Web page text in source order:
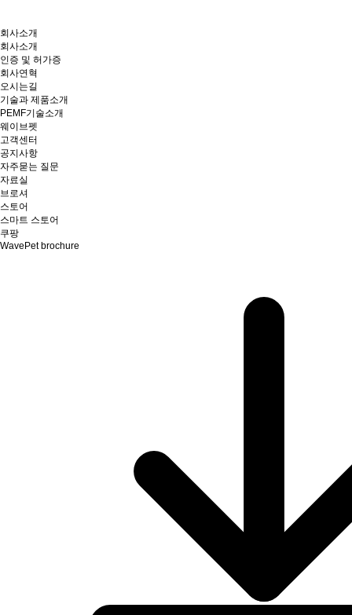
회사소개
회사소개
인증 및 허가증
회사연혁
오시는길
기술과 제품소개
PEMF기술소개
웨이브펫
고객센터
공지사항
자주묻는 질문
자료실
브로셔
스토어
스마트 스토어
쿠팡
WavePet brochure